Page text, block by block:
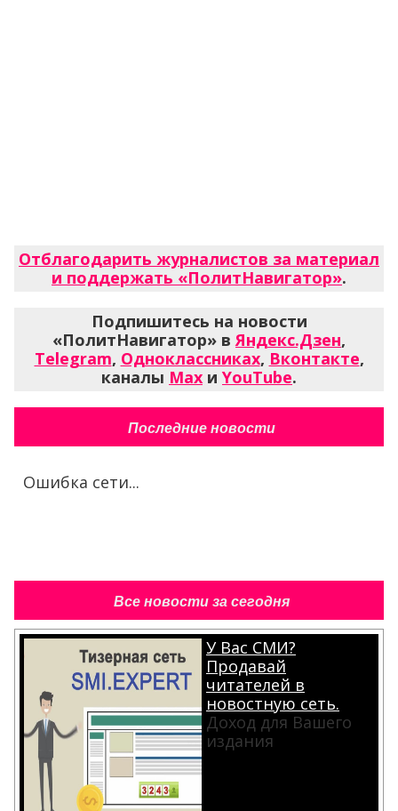
Отблагодарить журналистов за материал
и поддержать «ПолитНавигатор».
Подпишитесь на новости
«ПолитНавигатор» вЯндекс.Дзен,
Telegram, Одноклассниках, Вконтакте,
каналы Max и YouTube.
Последние новости
Ошибка сети...
Все новости за сегодня
У Вас СМИ?
Продавай
читателей в
новостную сеть.
Доход для Вашего
издания